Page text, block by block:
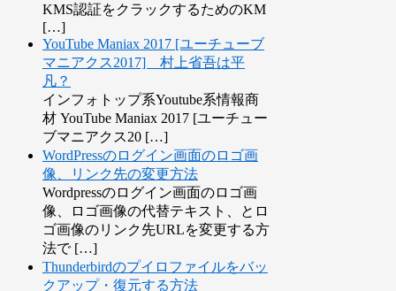
KMS認証をクラックするためのKM
[…]
YouTube Maniax 2017 [ユーチューブ
マニアクス2017] 村上省吾は平
凡？
インフォトップ系Youtube系情報商
材 YouTube Maniax 2017 [ユーチュー
ブマニアクス20 […]
WordPressのログイン画面のロゴ画
像、リンク先の変更方法
Wordpressのログイン画面のロゴ画
像、ロゴ画像の代替テキスト、とロ
ゴ画像のリンク先URLを変更する方
法で […]
Thunderbirdのプイロファイルをバッ
クアップ・復元する方法